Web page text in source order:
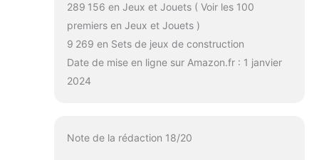
289 156 en Jeux et Jouets ( Voir les 100
premiers en Jeux et Jouets )
9 269 en Sets de jeux de construction
Date de mise en ligne sur Amazon.fr : 1 janvier
2024
Note de la rédaction 18/20